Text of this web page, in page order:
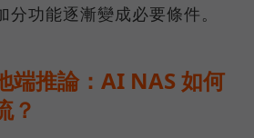
功能逐漸變成必要條件。
端推論：AI NAS 如何
？